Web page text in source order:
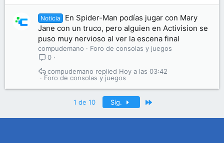
Noticia
En Spider-Man podías jugar con Mary
Jane con un truco, pero alguien en Activision se
puso muy nervioso al ver la escena final
compudemano
Foro de consolas y juegos
0
Foro de consolas y juegos
Hoy a las 03:42
compudemano
1 de 10 Sig.